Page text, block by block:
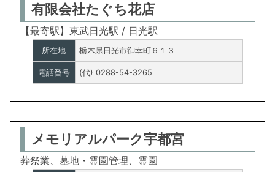
有限会社たぐち花店
【最寄駅】東武日光駅 / 日光駅
所在地 栃木県日光市御幸町６１３
電話番号 (代) 0288-54-3265
メモリアルパーク宇都宮
葬祭業、墓地・霊園管理、霊園